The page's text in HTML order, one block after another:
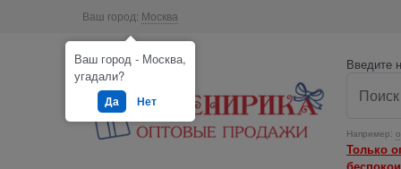
Ваш город: Москва
Введите
Например:
Только
Ваш город - Москва,
угадали?
Да Нет